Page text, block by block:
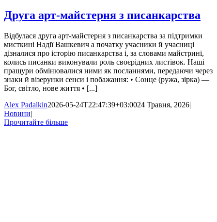
Друга арт-майстерня з писанкарства
Відбулася друга арт-майстерня з писанкарства за підтримки
мисткині Надії Вашкевич а початку учасники й учасниці
дізналися про історію писанкарства і, за словами майстрині,
колись писанки виконували роль своєрідних листівок. Наші
пращури обмінювалися ними як посланнями, передаючи через
знаки й візерунки сенси і побажання: • Сонце (ружа, зірка) —
Бог, світло, нове життя • [...]
Alex Padalkin2026-05-24T22:47:39+03:0024 Травня, 2026|
Новини|
Прочитайте більше